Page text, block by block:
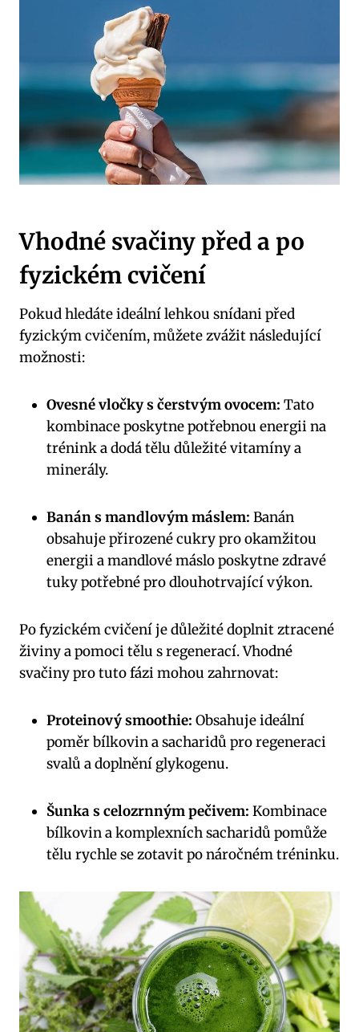
Vhodné svačiny před a po
fyzickém cvičení
Pokud hledáte ideální lehkou snídani před
fyzickým cvičením, můžete zvážit následující
možnosti:
Ovesné vločky s čerstvým ovocem: Tato
kombinace poskytne potřebnou energii na
trénink a dodá tělu důležité vitamíny a
minerály.
Banán s mandlovým máslem: Banán
obsahuje přirozené cukry pro okamžitou
energii a mandlové máslo poskytne zdravé
tuky potřebné pro dlouhotrvající výkon.
Po fyzickém cvičení je důležité doplnit ztracené
živiny a pomoci tělu s regenerací. Vhodné
svačiny pro tuto fázi mohou zahrnovat:
Proteinový smoothie: Obsahuje ideální
poměr bílkovin a sacharidů pro regeneraci
svalů a doplnění glykogenu.
Šunka s celozrnným pečivem: Kombinace
bílkovin a komplexních sacharidů pomůže
tělu rychle se zotavit po náročném tréninku.